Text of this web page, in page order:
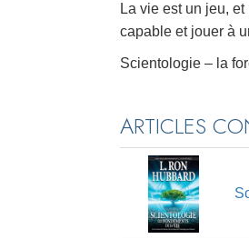
La vie est un jeu,
capable et jouer à
Scientologie – la
ARTICLES